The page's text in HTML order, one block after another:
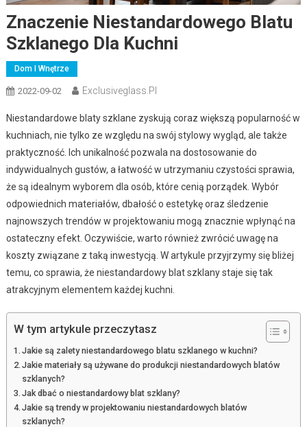
Znaczenie Niestandardowego Blatu
Szklanego Dla Kuchni
Dom I Wnętrze
2022-09-02 Exclusiveglass.pl
Niestandardowe blaty szklane zyskują coraz większą popularność w
kuchniach, nie tylko ze względu na swój stylowy wygląd, ale także
praktyczność. Ich unikalność pozwala na dostosowanie do
indywidualnych gustów, a łatwość w utrzymaniu czystości sprawia,
że są idealnym wyborem dla osób, które cenią porządek. Wybór
odpowiednich materiałów, dbałość o estetykę oraz śledzenie
najnowszych trendów w projektowaniu mogą znacznie wpłynąć na
ostateczny efekt. Oczywiście, warto również zwrócić uwagę na
koszty związane z taką inwestycją. W artykule przyjrzymy się bliżej
temu, co sprawia, że niestandardowy blat szklany staje się tak
atrakcyjnym elementem każdej kuchni.
W tym artykule przeczytasz
Jakie są zalety niestandardowego blatu szklanego w kuchni?
Jakie materiały są używane do produkcji niestandardowych blatów
szklanych?
Jak dbać o niestandardowy blat szklany?
Jakie są trendy w projektowaniu niestandardowych blatów
szklanych?